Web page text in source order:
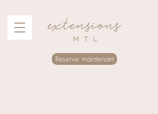
Reserve maintenant